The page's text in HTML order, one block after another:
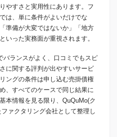
やすさと実用性にあります。フ
は、単に条件がよいだけでな
準備が大変ではないか」「地方
いった実務面が重視されます。
バランスがよく、口コミでもスピ
に関する評判が出やすいサービ
ングの条件は申し込む売掛債権
、すべてのケースで同じ結果に
本情報を見る限り、QuQuMo(ク
ァクタリング会社として整理し